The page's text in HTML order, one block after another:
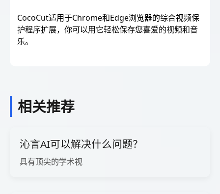
CocoCut适用于Chrome和Edge浏览器的综合视频保
护程序扩展，你可以用它轻松保存您喜爱的视频和音
乐。
相关推荐
沁言AI可以解决什么问题？
具有顶尖的学术视